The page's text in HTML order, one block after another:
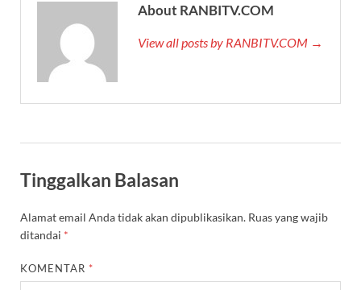
About RANBITV.COM
View all posts by RANBITV.COM →
Tinggalkan Balasan
Alamat email Anda tidak akan dipublikasikan. Ruas yang wajib
ditandai *
KOMENTAR *